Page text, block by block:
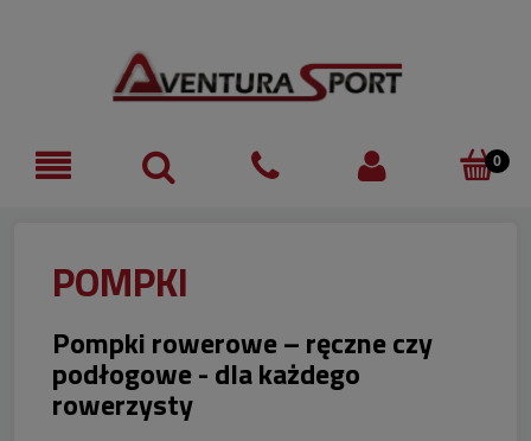
POMPKI
Pompki rowerowe – ręczne czy
podłogowe - dla każdego
rowerzysty